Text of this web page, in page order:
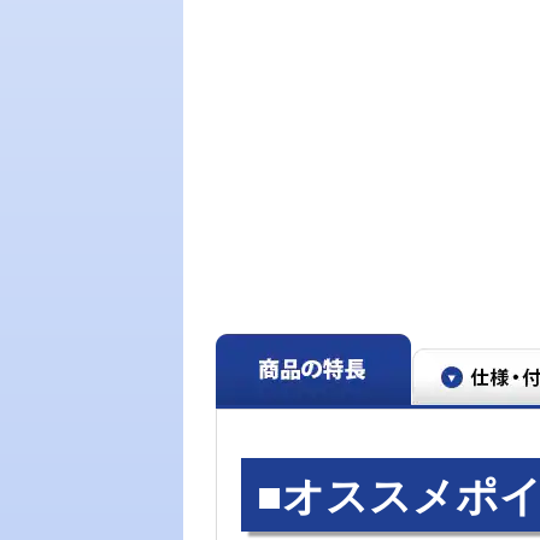
■オススメポ